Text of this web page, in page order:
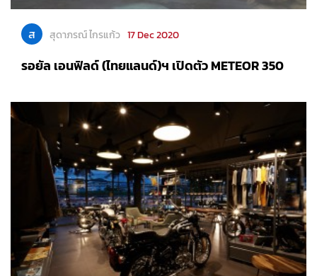
ส สุดาภรณ์ ไกรแก้ว 17 Dec 2020
รอยัล เอนฟิลด์ (ไทยแลนด์)ฯ เปิดตัว METEOR 350